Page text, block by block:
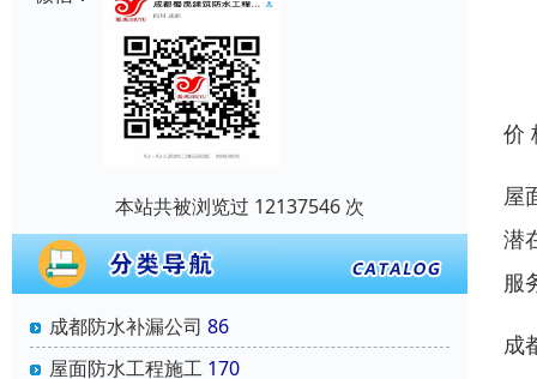
本站共被浏览过 12137546 次
成都防水补漏公司 86
屋面防水工程施工 170
价
屋
潜
服
成